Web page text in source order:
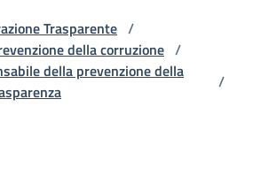
Trasparente /
della corruzione /
della prevenzione della
/